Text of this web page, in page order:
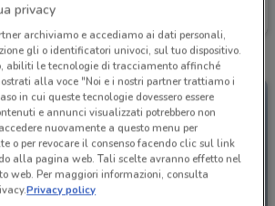
privacy
archiviamo e accediamo ai dati personali,
gli o identificatori univoci, sul tuo dispositivo.
abiliti le tecnologie di tracciamento affinché
alla voce "Noi e i nostri partner trattiamo i
in cui queste tecnologie dovessero essere
e annunci visualizzati potrebbero non
nuovamente a questo menu per
o per revocare il consenso facendo clic sul link
alla pagina web. Tali scelte avranno effetto nel
web. Per maggiori informazioni, consulta
Privacy policy